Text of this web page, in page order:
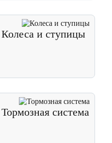
Колеса и ступицы
Тормозная система